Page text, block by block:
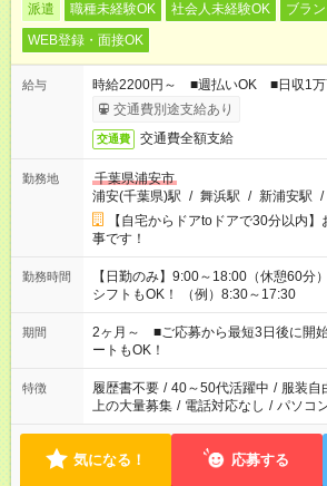
派遣 職種未経験OK 社会人未経験OK
ブラ
WEB登録・面接OK
給与
時給2200円～ ■週払いOK ■日収1万
交通費別途支給あり
交通費 交通費全額支給
勤務地
千葉県浦安市
浦安(千葉県)駅 / 舞浜駅 / 新浦安駅 /
【自宅からドアtoドアで30分以内
事です！
勤務時間
【日勤のみ】9:00～18:00（休憩60分） ■ご希望があればその他
シフトもOK！ （例）8:30～
「家族とお休みを合わせたい」 「余
たい」 「できれば残業はしたくない」
えてくださいね。 ※Wワーク希望の方へ 今ご覧のお仕事で希望
する勤務時間と、もう1つのお仕事の
間を超える場合は応募できません
期間
2ヶ月～ ■ご応募から最短3日後に開
ートもOK！
特徴 履歴書不要 / 40～50代活躍中 / 服装自
上の大量募集 / 電話対応なし / パソコ
気になる！ 応募する